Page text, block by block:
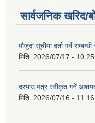
सार्वजनिक खरिद/
मौजुदा सूचीमा दर्ता गर्ने
मिति: 2026/07/17 - 10:25
दरभाउ पत्र स्वीकृत गर्ने
मिति: 2026/07/16 - 11:16